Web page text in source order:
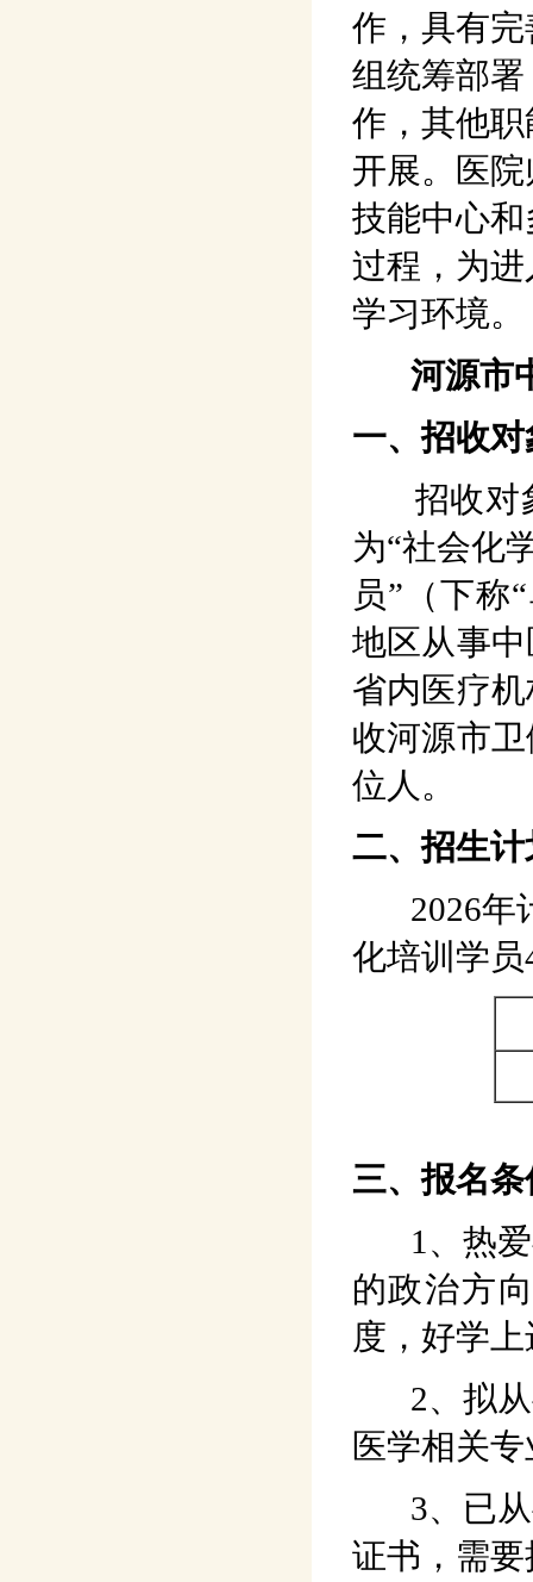
作，具有
组统筹部
作，其他
开展。医
技能中心
过程，为
学习环境。
河源市中
一、招收对
招收对象
为“社会化
员”（下称
地区从事
省内医疗
收河源市
位人。
二、招生计
2026年
化培训学
三、报名条
1、热爱
的政治方
度，好学
2、拟从
医学相关
3、已从
证书，需